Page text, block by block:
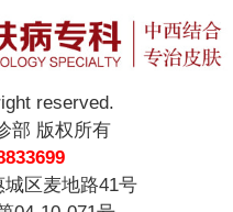
reserved.
部 版权所有
区麦地路41号